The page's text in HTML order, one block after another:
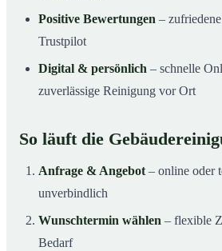
Positive Bewertungen –
Trustpilot
Digital & persönlich – schnelle
zuverlässige Reinigung vor Ort
So läuft die
Anfrage & Angebot – online oder
unverbindlich
Wunschtermin wählen – flexible
Bedarf